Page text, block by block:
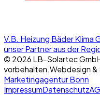
V.B. Heizung Bäder Klima
unser Partner aus der
© 2026 LB-Solartec
vorbehalten.Webdesign &
Marketingagentur Bonn
ImpressumDatenschutz